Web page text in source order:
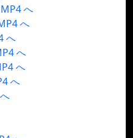
へ
へ
へ
へ
へ
へ